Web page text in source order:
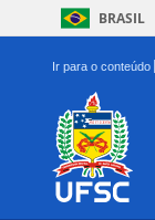
BRASIL
Ir para o conteúdo